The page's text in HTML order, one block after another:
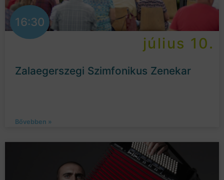
16:30
július 10.
Zalaegerszegi Szimfonikus Zenekar
Bővebben »